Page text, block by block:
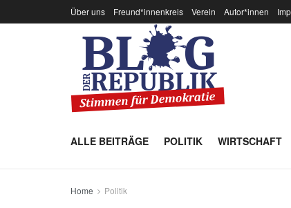
Über uns Freund*innenkreis Verein Autor*innen
ALLE BEITRÄGE POLITIK WIRTSCHAFT
Home Politik